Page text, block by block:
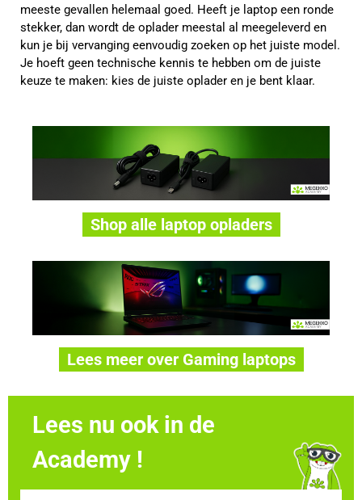
meeste gevallen helemaal goed. Heeft je laptop een ronde
stekker, dan wordt de oplader meestal al meegeleverd en
kun je bij vervanging eenvoudig zoeken op het juiste model.
Je hoeft geen technische kennis te hebben om de juiste
keuze te maken: kies de juiste oplader en je bent klaar.
Shop alle laptop opladers
Lees meer over Gaming laptops
Lees nu ook in de
Academy !